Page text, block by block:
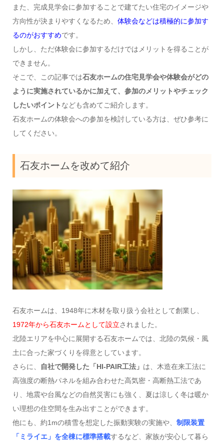
また、完成見学会に参加することで建てたい住宅のイメージや
方向性が決まりやすくなるため、 体験会などは積極的に参加す
るのがおすすめです。
しかし、ただ体験会に参加するだけではメリットを得ることが
できません。
そこで、この記事では石友ホームの住宅見学会や体験会がどの
ように実施されているかに加えて、参加のメリットやチェック
したいポイント なども含めてご紹介します。
石友ホームの体験会への参加を検討している方は、ぜひ参考に
してください。
石友ホームを改めて紹介
石友ホームは、1948年に木材を取り扱う会社として創業し、
1972年から石友ホームとして設立されました。
北陸エリアを中心に展開する石友ホームでは、北陸の気候・風
土に合った家づくりを得意としています。
さらに、
自社で開発した「HI-PAIR工法」 は、木造在来工法に
高強度の断熱パネルを組み合わせた高気密・高断熱工法であ
り、地震や台風などの自然災害にも強く、夏は涼しく冬は暖か
い理想の住空間を生み出すことができます。
他にも、約1mの積雪を想定した振動実験の実施や、 制限装置
「ミライエ」を全棟に標準搭載するなど、家族が安心して暮ら